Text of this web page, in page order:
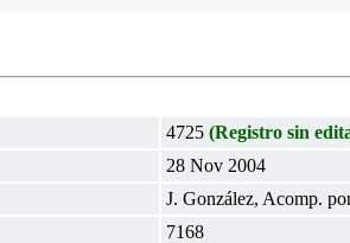
4725 (Registro sin
28 Nov 2004
J. González, Acomp.
7168